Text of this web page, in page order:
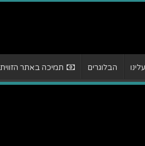
הבלוגרים תמיכה באתר הזווית